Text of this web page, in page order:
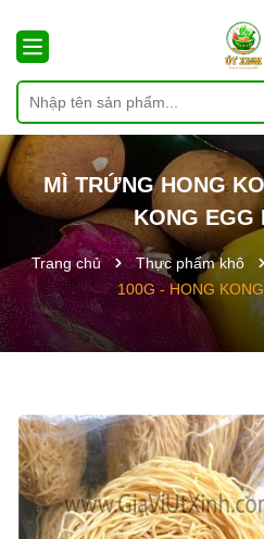
MÌ TRỨNG HONG
KONG EGG
Trang chủ Thực phẩm khô
100G - HONG